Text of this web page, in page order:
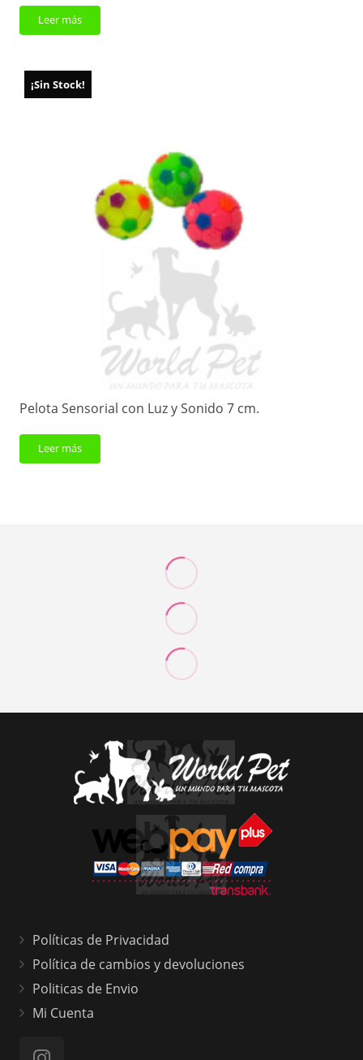
Leer más
¡Sin Stock!
Pelota Sensorial con Luz y Sonido 7 cm.
Leer más
Políticas de Privacidad
Política de cambios y devoluciones
Politicas de Envio
Mi Cuenta